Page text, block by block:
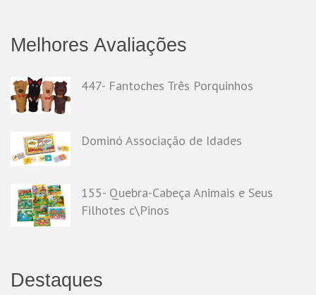
Melhores Avaliações
447- Fantoches Três Porquinhos
Dominó Associação de Idades
155- Quebra-Cabeça Animais e Seus
Filhotes c\Pinos
Destaques